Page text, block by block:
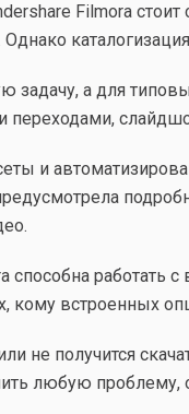
Filmora
а для
и
способна
кому встроенных
не получится
любую проблему,